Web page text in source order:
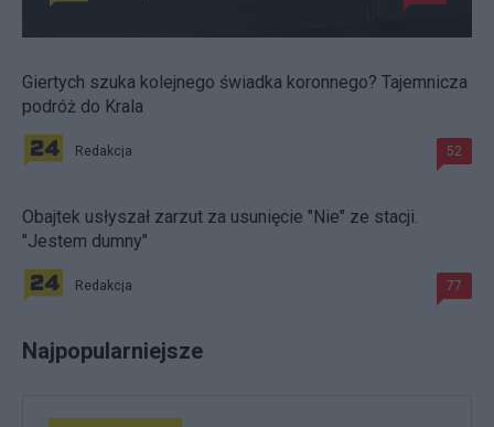
Giertych szuka kolejnego świadka koronnego? Tajemnicza
podróż do Krala
Redakcja 52
Obajtek usłyszał zarzut za usunięcie "Nie" ze stacji.
"Jestem dumny"
Redakcja 77
Najpopularniejsze